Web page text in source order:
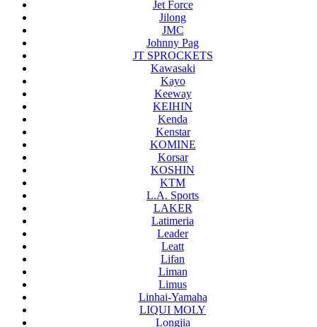
Jet Force
Jilong
JMC
Johnny Pag
JT SPROCKETS
Kawasaki
Kayo
Keeway
KEIHIN
Kenda
Kenstar
KOMINE
Korsar
KOSHIN
KTM
L.A. Sports
LAKER
Latimeria
Leader
Leatt
Lifan
Liman
Limus
Linhai-Yamaha
LIQUI MOLY
Longjia